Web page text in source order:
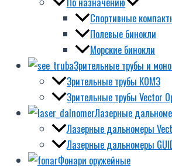
Спортивные
Полевые бинокли
Морские бинокли
Зрительные трубы и
Зрительные трубы КОМЗ
Зрительные трубы Vector
Лазерные
Лазерные дальномеры
Лазерные дальномеры
Фонари оружейные